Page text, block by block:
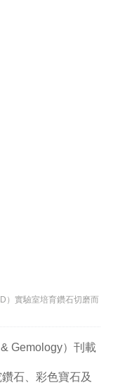
）實驗室培育鑽石切磨而
Gemology）刊載
石、彩色寶石及